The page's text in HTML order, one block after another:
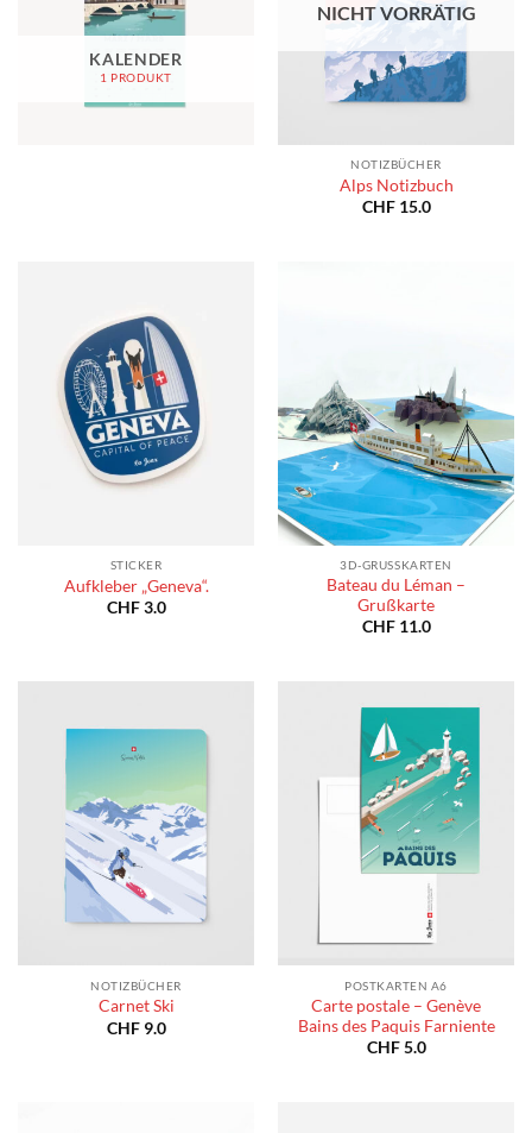
KALENDER
1 PRODUKT
NICHT VORRÄTIG
NOTIZBÜCHER
Alps Notizbuch
CHF15.0
STICKER
Aufkleber „Geneva“.
CHF3.0
3D-GRUSSKARTEN
Bateau du Léman –
Grußkarte
CHF11.0
NOTIZBÜCHER
Carnet Ski
CHF9.0
POSTKARTEN A6
Carte postale – Genève
Bains des Paquis Farniente
CHF5.0